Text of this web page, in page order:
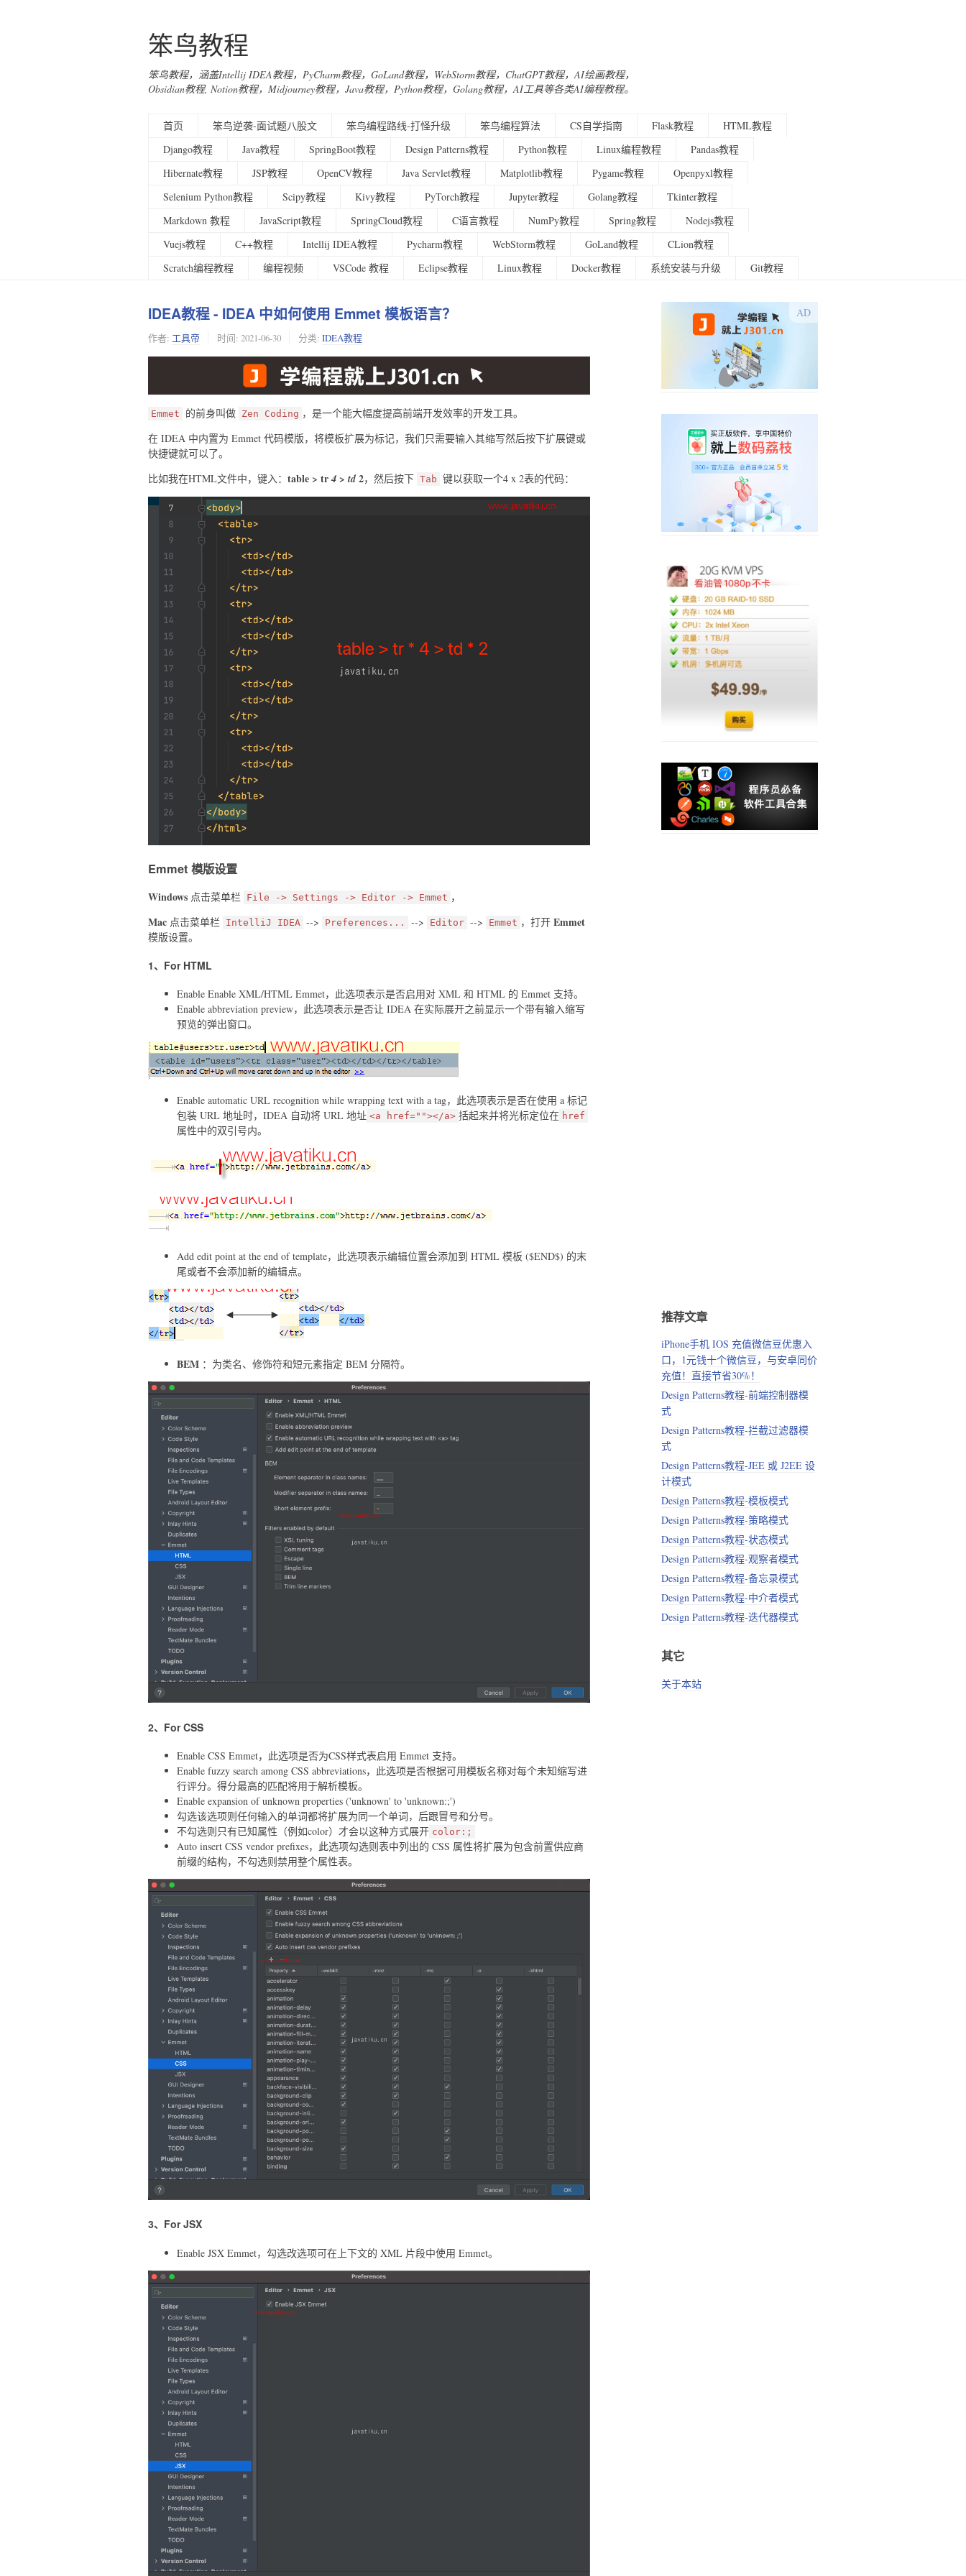
笨鸟教程
笨鸟教程，涵盖Intellij IDEA教程，PyCharm教程，GoLand教程，WebStorm教程，ChatGPT教程，AI绘画教程，
Obsidian教程, Notion教程，Midjourney教程，Java教程，Python教程，Golang教程，AI工具等各类AI编程教程。
首页 笨鸟逆袭-面试题八股文 笨鸟编程路线-打怪升级 笨鸟编程算法 CS自学指南 Flask教程
HTML教程
Django教程
Java教程 SpringBoot教程 Design Patterns教程 Python教程 Linux编程教程
Pandas教程
Hibernate教程
JSP教程 OpenCV教程 Java Servlet教程 Matplotlib教程 Pygame教程
Openpyxl教程
Selenium Python教程
Scipy教程 Kivy教程 PyTorch教程 Jupyter教程 Golang教程
Tkinter教程
Markdown 教程
JavaScript教程 SpringCloud教程 C语言教程 NumPy教程 Spring教程
Nodejs教程
Vuejs教程
C++教程 Intellij IDEA教程 Pycharm教程 WebStorm教程 GoLand教程
CLion教程
Scratch编程教程
编程视频 VSCode 教程 Eclipse教程 Linux教程 Docker教程 系统安装与升级 Git教程
IDEA教程 - IDEA 中如何使用 Emmet 模板语言？
作者: 工具帝 时间: 2021-06-30 分类: IDEA教程
Emmet 的前身叫做 Zen Coding ，是一个能大幅度提高前端开发效率的开发工具。
在 IDEA 中内置为 Emmet 代码模版，将模板扩展为标记，我们只需要输入其缩写然后按下扩展键或
快捷键就可以了。
比如我在HTML文件中，键入： table > tr 4 > td 2，然后按下 Tab 键以获取一个4 x 2表的代码：
Emmet 模版设置
Windows 点击菜单栏 File -> Settings -> Editor -> Emmet ，
Mac 点击菜单栏 IntelliJ IDEA --> Preferences... --> Editor --> Emmet ，打开 Emmet
模版设置。
1、For HTML
Enable Enable XML/HTML Emmet，此选项表示是否启用对 XML 和 HTML 的 Emmet 支持。
Enable abbreviation preview，此选项表示是否让 IDEA 在实际展开之前显示一个带有输入缩写
预览的弹出窗口。
Enable automatic URL recognition while wrapping text with a tag，此选项表示是否在使用 a 标记
包装 URL 地址时，IDEA 自动将 URL 地址 <a href=""></a> 括起来并将光标定位在 href
属性中的双引号内。
Add edit point at the end of template，此选项表示编辑位置会添加到 HTML 模板 ($END$) 的末
尾或者不会添加新的编辑点。
BEM ：为类名、修饰符和短元素指定 BEM 分隔符。
2、For CSS
Enable CSS Emmet，此选项是否为CSS样式表启用 Emmet 支持。
Enable fuzzy search among CSS abbreviations，此选项是否根据可用模板名称对每个未知缩写进
行评分。得分最高的匹配将用于解析模板。
Enable expansion of unknown properties ('unknown' to 'unknown:;')
勾选该选项则任何输入的单词都将扩展为同一个单词，后跟冒号和分号。
不勾选则只有已知属性（例如color）才会以这种方式展开 color:;
Auto insert CSS vendor prefixes，此选项勾选则表中列出的 CSS 属性将扩展为包含前置供应商
前缀的结构，不勾选则禁用整个属性表。
3、For JSX
Enable JSX Emmet，勾选改选项可在上下文的 XML 片段中使用 Emmet。
推荐文章
iPhone手机 IOS 充值微信豆优惠入
口，1元钱十个微信豆，与安卓同价
充值！直接节省30%！
Design Patterns教程-前端控制器模
式
Design Patterns教程-拦截过滤器模
式
Design Patterns教程-JEE 或 J2EE 设
计模式
Design Patterns教程-模板模式
Design Patterns教程-策略模式
Design Patterns教程-状态模式
Design Patterns教程-观察者模式
Design Patterns教程-备忘录模式
Design Patterns教程-中介者模式
Design Patterns教程-迭代器模式
其它
关于本站